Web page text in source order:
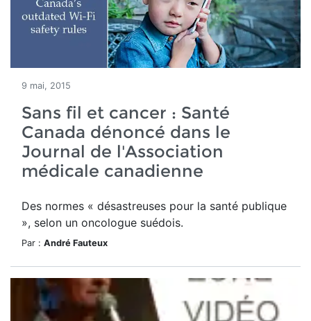
9 mai, 2015
Sans fil et cancer : Santé
Canada dénoncé dans le
Journal de l'Association
médicale canadienne
Des normes « désastreuses pour la santé publique
», selon un oncologue suédois.
Par : André Fauteux